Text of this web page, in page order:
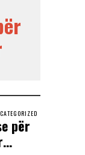
për